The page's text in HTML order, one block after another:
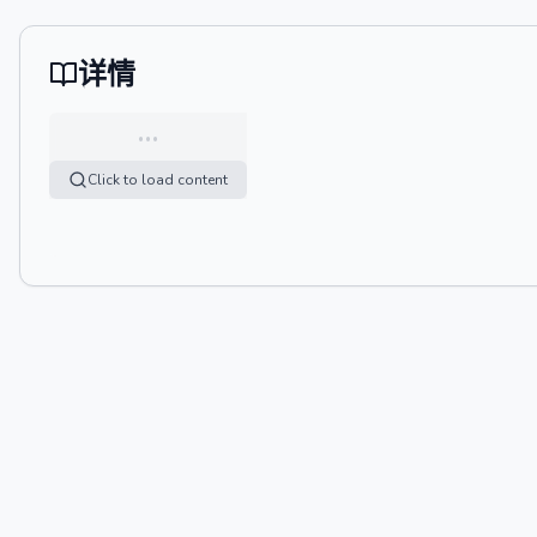
详情
…
Click to load content